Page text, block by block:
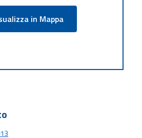
in Mappa